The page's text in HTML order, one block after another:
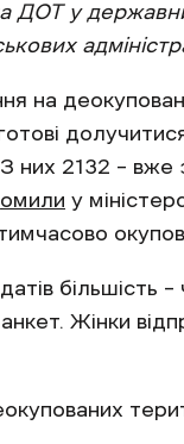
ДОТ у
на
них 2132 – вже
у
тимчасово
більшість –
Жінки